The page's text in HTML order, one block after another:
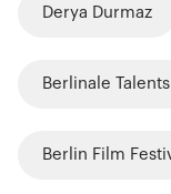
Derya Durmaz
Berlinale
Berlin Film